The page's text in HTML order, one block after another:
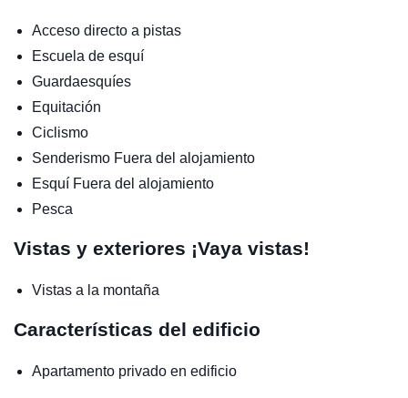
Acceso directo a pistas
Escuela de esquí
Guardaesquíes
Equitación
Ciclismo
Senderismo Fuera del alojamiento
Esquí Fuera del alojamiento
Pesca
Vistas y exteriores ¡Vaya vistas!
Vistas a la montaña
Características del edificio
Apartamento privado en edificio